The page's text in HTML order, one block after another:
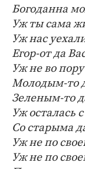
Богоданна
Уж ты сама
Уж нас
Егор-от да
Уж не во
Молодым-то
Зеленым-то
Уж осталась
Со старыма
Уж не по
Уж не по